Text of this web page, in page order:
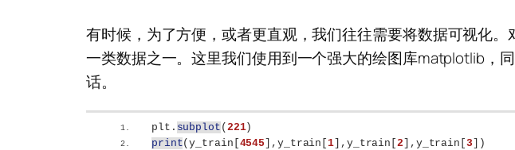
有时候，为了方便，或者更直观，我们往往需要将数据可视化
一类数据之一。这里我们使用到一个强大的绘图库matplotlib，
话。
plt. subplot (221)
print(y_train [4545] ,y_train [1] ,y_train [2] ,y_train [3])